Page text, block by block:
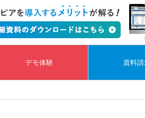
デモ体験 資料